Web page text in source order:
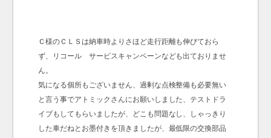
Ｃ様のＣＬＳは納車時よりさほど走行距離も伸びておら
ず、リコール サービスキャンペーンなども出ておりませ
ん。
気になる個所もございません、過剰な点検整備も必要無い
と言う事でアトミックさんにお願いしました、テストドラ
イブもしてもらいましたが、どこも問題なし、しゃっきり
した車だねとお墨付きを頂きましたが、最低限の交換部品